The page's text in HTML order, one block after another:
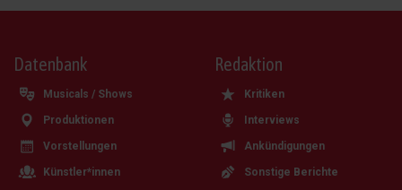
Datenbank
Musicals / Shows
Produktionen
Vorstellungen
Künstler*innen
Redaktion
Kritiken
Interviews
Ankündigungen
Sonstige Berichte